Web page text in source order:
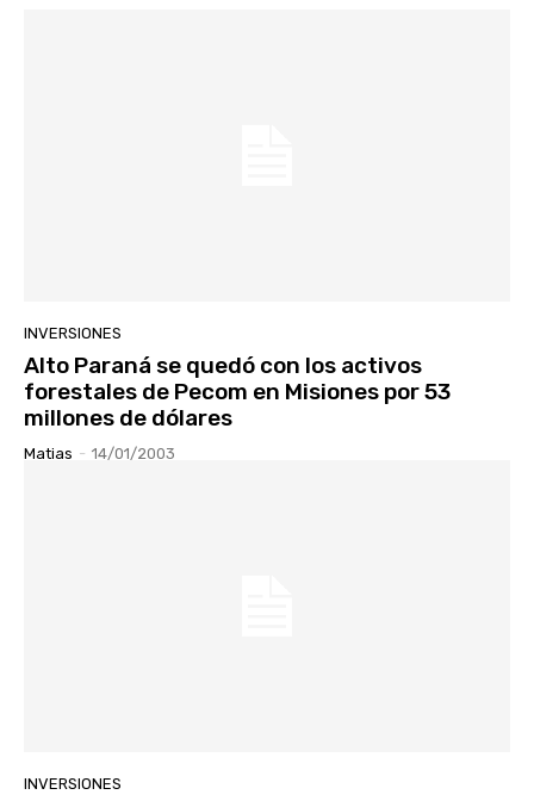
INVERSIONES
Alto Paraná se quedó con los activos
forestales de Pecom en Misiones por 53
millones de dólares
Matias - 14/01/2003
INVERSIONES